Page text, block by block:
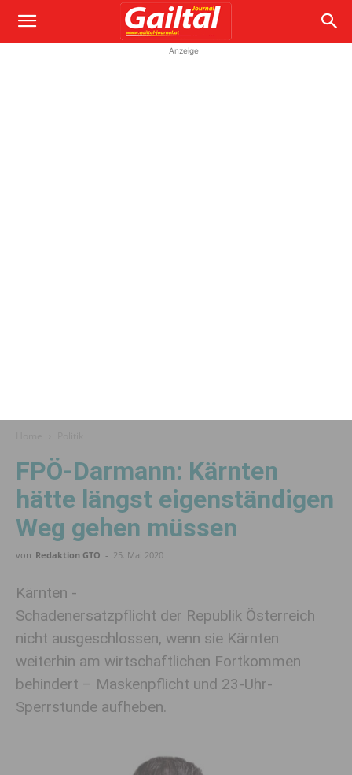
Anzeige
FPÖ-Darmann: Kärnten
hätte längst eigenständigen
Weg gehen müssen
von Redaktion GTO - 25. Mai 2020
Kärnten -
Schadenersatzpflicht der Republik Österreich
nicht ausgeschlossen, wenn sie Kärnten
weiterhin am wirtschaftlichen Fortkommen
behindert – Maskenpflicht und 23-Uhr-
Sperrstunde aufheben.